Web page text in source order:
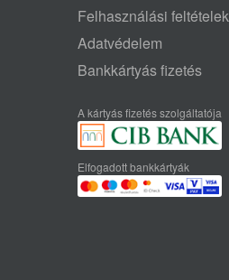
Felhasználási feltételek
Adatvédelem
Bankkártyás fizetés
A kártyás fizetés szolgáltatója
Elfogadott bankkártyák